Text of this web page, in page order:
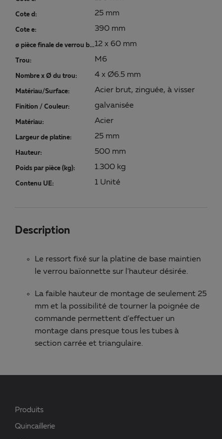
Cote d: 25 mm
Cote e: 390 mm
ø pièce finale de verrou baïonnette:12 x 60 mm
Trou: M6
Nombre x Ø du trou: 4 x Ø6.5 mm
Matériau/Surface: Acier brut, zinguée, à visser
Finition / Couleur: galvanisée
Matériau: Acier
Largeur de platine: 25 mm
Hauteur: 500 mm
Poids par pièce (kg): 1.300 kg
Contenu UE: 1 Unité
Description
Le ressort fixé sur la platine de base maintien
le verrou baïonnette sur l'hauteur désirée.
La faible hauteur de montage de seulement 25
mm et la possibilité de tourner la poignée de
commande permettent d'effectuer un
montage dans presque tous les tubes à
section carrée et triangulaire.
Produits
Quincaillerie